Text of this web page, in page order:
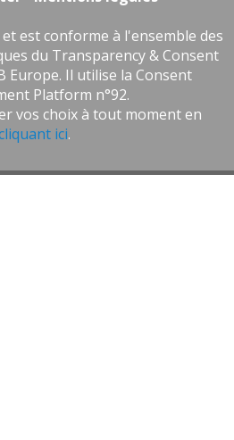
est conforme à l'ensemble des
du Transparency & Consent
Europe. Il utilise la Consent
Platform n°92.
vos choix à tout moment en
ici.